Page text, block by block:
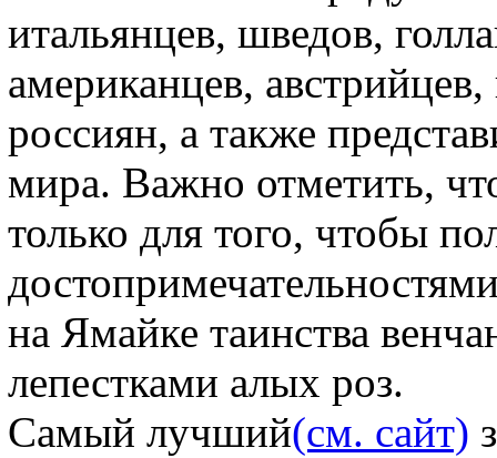
итальянцев, шведов,
американцев,
россиян, а также
мира. Важно отметить,
только для того, чтобы
на Ямайке таинства
лепестками алых роз.
Самый лучший(см. сайт)